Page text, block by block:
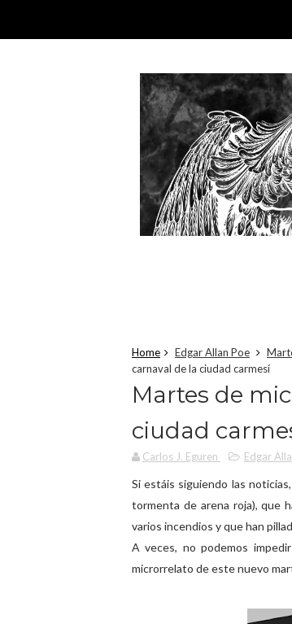
Home Edgar Allan Poe
carnaval de la ciudad carmesí
Martes de
ciudad
Carlos J. Eguren Edgar
Si estáis siguiendo las
tormenta de arena roja), que
varios incendios y que han
A veces, no podemos
microrrelato de este nuevo